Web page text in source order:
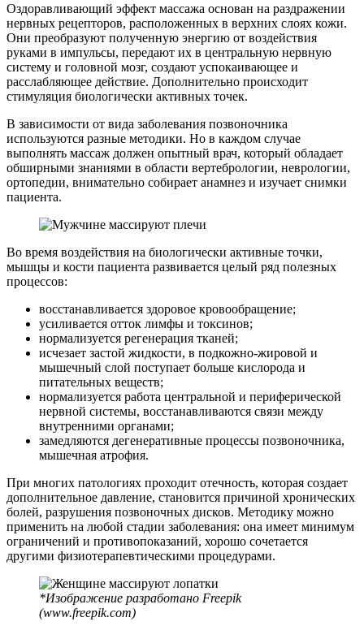
Оздоравливающий эффект массажа основан на раздражении
нервных рецепторов, расположенных в верхних слоях кожи.
Они преобразуют полученную энергию от воздействия
руками в импульсы, передают их в центральную нервную
систему и головной мозг, создают успокаивающее и
расслабляющее действие. Дополнительно происходит
стимуляция биологически активных точек.
В зависимости от вида заболевания позвоночника
используются разные методики. Но в каждом случае
выполнять массаж должен опытный врач, который обладает
обширными знаниями в области вертебрологии, неврологии,
ортопедии, внимательно собирает анамнез и изучает снимки
пациента.
Во время воздействия на биологически активные точки,
мышцы и кости пациента развивается целый ряд полезных
процессов:
восстанавливается здоровое кровообращение;
усиливается отток лимфы и токсинов;
нормализуется регенерация тканей;
исчезает застой жидкости, в подкожно-жировой и
мышечный слой поступает больше кислорода и
питательных веществ;
нормализуется работа центральной и периферической
нервной системы, восстанавливаются связи между
внутренними органами;
замедляются дегенеративные процессы позвоночника,
мышечная атрофия.
При многих патологиях проходит отечность, которая создает
дополнительное давление, становится причиной хронических
болей, разрушения позвоночных дисков. Методику можно
применить на любой стадии заболевания: она имеет минимум
ограничений и противопоказаний, хорошо сочетается
другими физиотерапевтическими процедурами.
*Изображение разработано Freepik
(www.freepik.com)